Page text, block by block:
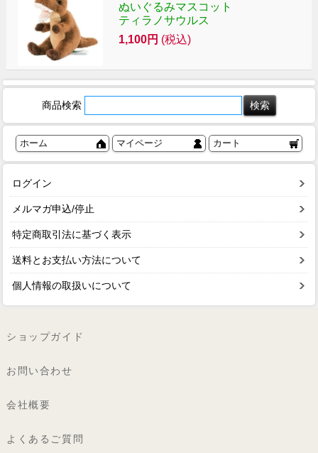
ぬいぐるみマスコット
ティラノサウルス
1,100円 (税込)
商品検索
ホーム マイページ カート
ログイン
メルマガ申込/停止
特定商取引法に基づく表示
送料とお支払い方法について
個人情報の取扱いについて
ショップガイド
お問い合わせ
会社概要
よくあるご質問